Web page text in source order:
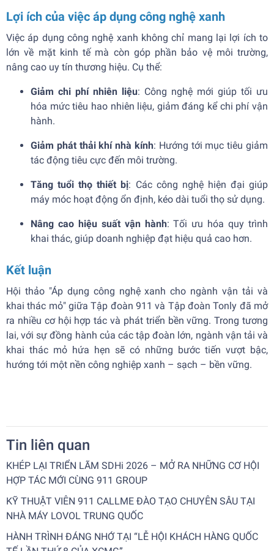
Lợi ích của việc áp dụng công nghệ xanh
Việc áp dụng công nghệ xanh không chỉ mang lại lợi ích to
lớn về mặt kinh tế mà còn góp phần bảo vệ môi trường,
nâng cao uy tín thương hiệu. Cụ thể:
Giảm chi phí nhiên liệu: Công nghệ mới giúp tối ưu
hóa mức tiêu hao nhiên liệu, giảm đáng kể chi phí vận
hành.
Giảm phát thải khí nhà kính: Hướng tới mục tiêu giảm
tác động tiêu cực đến môi trường.
Tăng tuổi thọ thiết bị: Các công nghệ hiện đại giúp
máy móc hoạt động ổn định, kéo dài tuổi thọ sử dụng.
Nâng cao hiệu suất vận hành: Tối ưu hóa quy trình
khai thác, giúp doanh nghiệp đạt hiệu quả cao hơn.
Kết luận
Hội thảo "Áp dụng công nghệ xanh cho ngành vận tải và
khai thác mỏ" giữa Tập đoàn 911 và Tập đoàn Tonly đã mở
ra nhiều cơ hội hợp tác và phát triển bền vững. Trong tương
lai, với sự đồng hành của các tập đoàn lớn, ngành vận tải và
khai thác mỏ hứa hẹn sẽ có những bước tiến vượt bậc,
hướng tới một nền công nghiệp xanh – sạch – bền vững.
Tin liên quan
KHÉP LẠI TRIỂN LÃM SDHi 2026 – MỞ RA NHỮNG CƠ HỘI
HỢP TÁC MỚI CÙNG 911 GROUP
KỸ THUẬT VIÊN 911 CALLME ĐÀO TẠO CHUYÊN SÂU TẠI
NHÀ MÁY LOVOL TRUNG QUỐC
HÀNH TRÌNH ĐÁNG NHỚ TẠI “LỄ HỘI KHÁCH HÀNG QUỐC